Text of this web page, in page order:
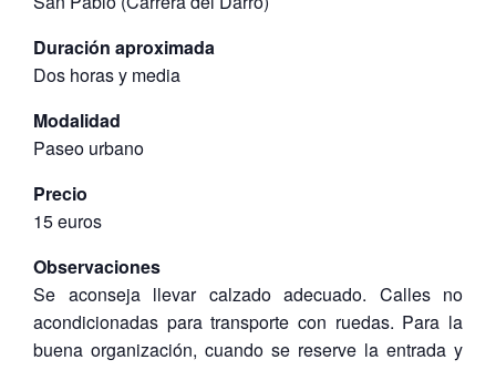
Duración aproximada
Dos horas y media
Modalidad
Paseo urbano
Precio
15 euros
Observaciones
Se aconseja llevar calzado adecuado. Calles no
acondicionadas para transporte con ruedas. Para la
buena organización, cuando se reserve la entrada y